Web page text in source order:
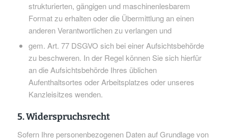
strukturierten, gängigen und maschinenlesbarem
Format zu erhalten oder die Übermittlung an einen
anderen Verantwortlichen zu verlangen und
gem. Art. 77 DSGVO sich bei einer Aufsichtsbehörde
zu beschweren. In der Regel können Sie sich hierfür
an die Aufsichtsbehörde Ihres üblichen
Aufenthaltsortes oder Arbeitsplatzes oder unseres
Kanzleisitzes wenden.
5. Widerspruchsrecht
Sofern Ihre personenbezogenen Daten auf Grundlage von